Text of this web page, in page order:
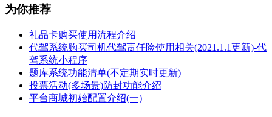
为你推荐
礼品卡购买使用流程介绍
代驾系统购买司机代驾责任险使用相关(2021.1.1更新)-代
驾系统小程序
题库系统功能清单(不定期实时更新)
投票活动(多场景)防封功能介绍
平台商城初始配置介绍(一)